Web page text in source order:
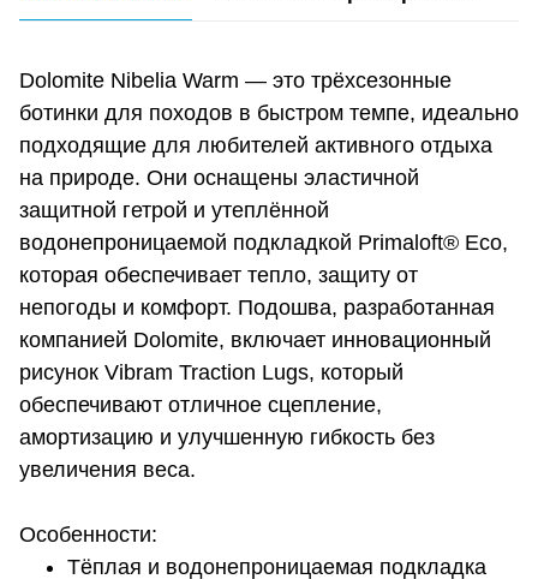
Dolomite Nibelia Warm — это трёхсезонные
ботинки для походов в быстром темпе, идеально
подходящие для любителей активного отдыха
на природе. Они оснащены эластичной
защитной гетрой и утеплённой
водонепроницаемой подкладкой Primaloft® Eco,
которая обеспечивает тепло, защиту от
непогоды и комфорт. Подошва, разработанная
компанией Dolomite, включает инновационный
рисунок Vibram Traction Lugs, который
обеспечивают отличное сцепление,
амортизацию и улучшенную гибкость без
увеличения веса.
Особенности:
Тёплая и водонепроницаемая подкладка